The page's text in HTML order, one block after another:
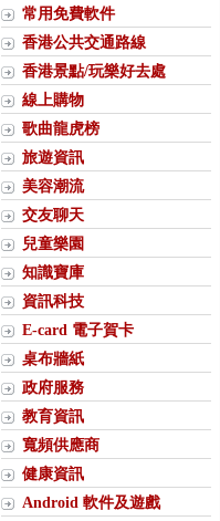
常用免費軟件
香港公共交通路線
香港景點/玩樂好去處
線上購物
歌曲龍虎榜
旅遊資訊
美容潮流
交友聊天
兒童樂園
知識寶庫
資訊科技
E-card 電子賀卡
桌布牆紙
政府服務
教育資訊
寬頻供應商
健康資訊
Android 軟件及遊戲